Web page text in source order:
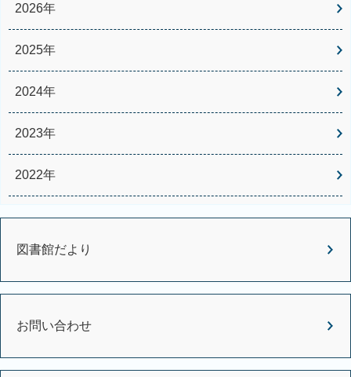
2026年
2025年
2024年
2023年
2022年
図書館だより
お問い合わせ